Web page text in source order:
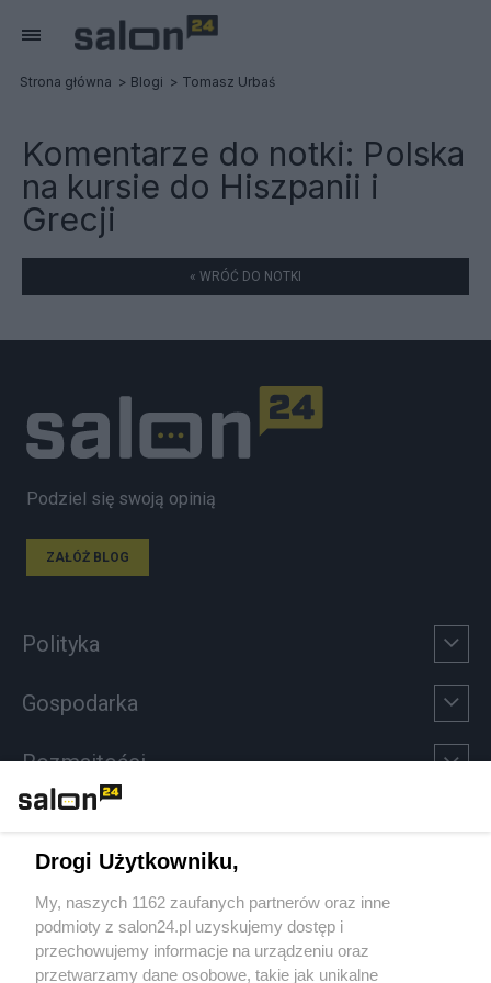
Strona główna Blogi Tomasz Urbaś
Komentarze do notki: Polska
na kursie do Hiszpanii i
Grecji
« WRÓĆ DO NOTKI
Podziel się swoją opinią
ZAŁÓŻ BLOG
Polityka
Gospodarka
Rozmaitości
Sport
Społeczeństwo
Drogi Użytkowniku,
My, naszych 1162 zaufanych partnerów oraz inne
podmioty z salon24.pl uzyskujemy dostęp i
przechowujemy informacje na urządzeniu oraz
przetwarzamy dane osobowe, takie jak unikalne